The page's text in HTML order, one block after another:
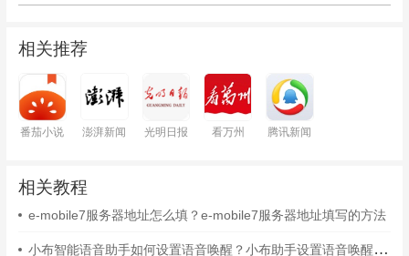
相关推荐
番茄小说 澎湃新闻 光明日报 看万州 腾讯新闻
相关教程
e-mobile7服务器地址怎么填？e-mobile7服务器地址填写的方法
小布智能语音助手如何设置语音唤醒？小布助手设置语音唤醒的方法